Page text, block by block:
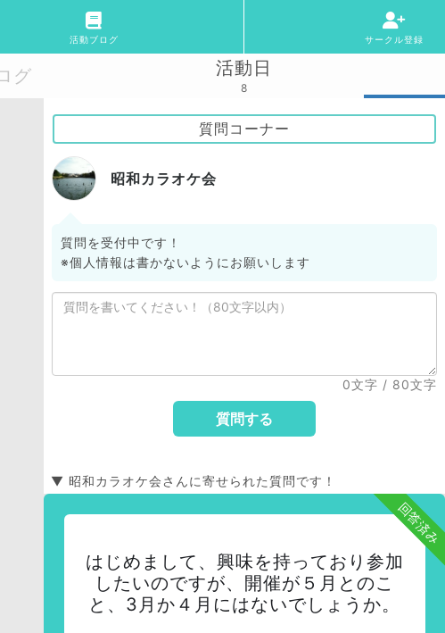
活動ブログ サークル登録
グ 活動日
8
質問コーナー
昭和カラオケ会
質問を受付中です！
※個人情報は書かないようにお願いします
0文字 / 80文字
▼ 昭和カラオケ会さんに寄せられた質問です！
回答済み
はじめまして、興味を持っており参加
したいのですが、開催が５月とのこ
と、3月か４月にはないでしょうか。